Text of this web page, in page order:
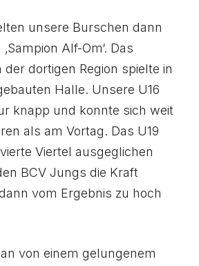
unsere Burschen dann
Alf-Om‘. Das
dortigen Region spielte in
Halle. Unsere U16
knapp und konnte sich weit
als am Vortag. Das U19
Viertel ausgeglichen
BCV Jungs die Kraft
vom Ergebnis zu hoch
von einem gelungenem